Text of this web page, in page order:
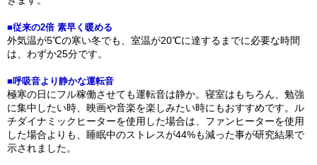
■従来の2倍 素早く暖める
外気温が5℃の寒い冬でも、室温が20℃に達するまでに必要な時間
は、わずか25分です。
■呼吸音より静かな運転音
極寒の日にフル稼働させても運転音は静か。寝室はもちろん、勉強
に集中したい時、映画や音楽を楽しみたい時にもおすすめです。ル
チダイナミックヒーターを使用した場合は、ファンヒーターを使用
した場合よりも、睡眠中のストレスが44%も減った事が研究結果で
示されました。